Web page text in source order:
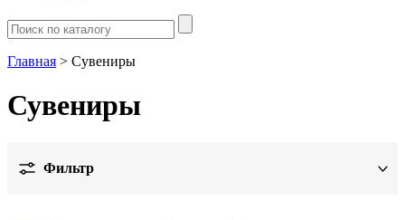
Главная > Сувениры
Сувениры
Фильтр